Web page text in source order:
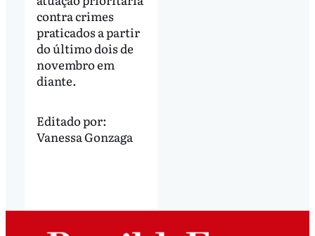
contra crimes
praticados a partir
do último dois de
novembro em
diante.
Editado por:
Vanessa Gonzaga